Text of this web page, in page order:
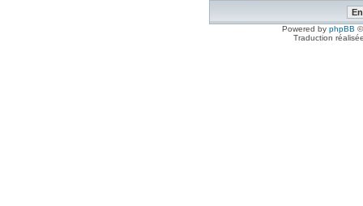
Powered by phpBB
Traduction